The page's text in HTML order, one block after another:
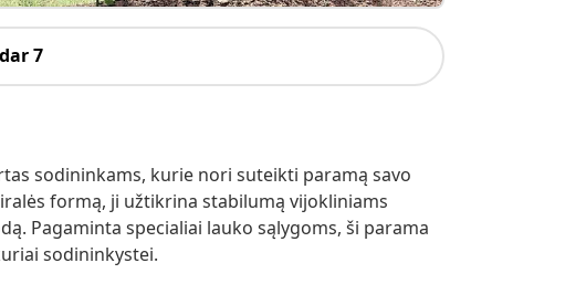
7
sodininkams, kurie nori suteikti paramą savo
formą, ji užtikrina stabilumą vijokliniams
Pagaminta specialiai lauko sąlygoms, ši parama
sodininkystei.